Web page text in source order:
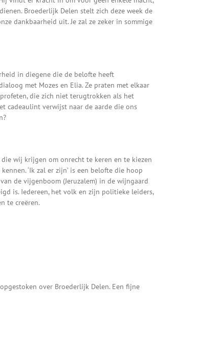
Broederlijk Delen stelt zich deze week de
dankbaarheid uit. Je zal ze zeker in sommige
in diegene die de belofte heeft
met Mozes en Elia. Ze praten met elkaar
die zich niet terugtrokken als het
cadeaulint verwijst naar de aarde die ons
wij krijgen om onrecht te keren en te kiezen
‘Ik zal er zijn’ is een belofte die hoop
de vijgenboom (Jeruzalem) in de wijngaard
is. Iedereen, het volk en zijn politieke leiders,
te creëren.
over Broederlijk Delen. Een fijne